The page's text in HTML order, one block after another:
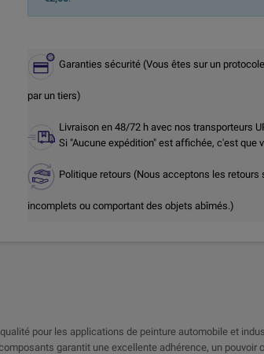
Garanties sécurité (Vous êtes sur un
par un tiers)
Livraison en 48/72 h avec nos transporteurs
Si "Aucune expédition" est affichée, c'est que
Politique retours (Nous acceptons les
incomplets ou comportant des objets abîmés.)
pour les applications de peinture automobile et
garantit une excellente adhérence, un